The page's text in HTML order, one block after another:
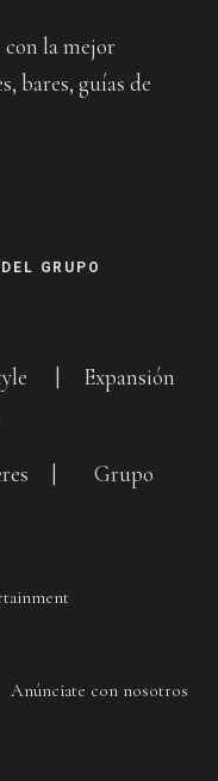
con la mejor
bares, guías de
GRUPO
Expansión
Grupo
Anúnciate con nosotros